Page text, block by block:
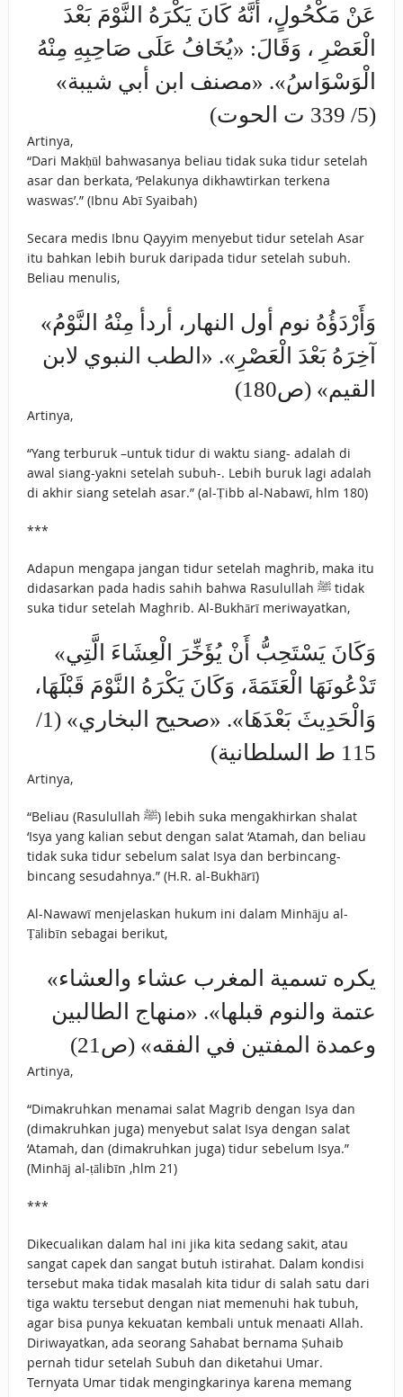
عَنْ مَكْحُولٍ، أَنَّهُ ‌كَانَ ‌يَكْرَهُ ‌النَّوْمَ ‌بَعْدَ
‌الْعَصْرِ ، وَقَالَ: «يُخَافُ عَلَى صَاحِبِهِ مِنْهُ
الْوَسْوَاسُ». «مصنف ابن أبي شيبة»
(5/ 339 ت الحوت)
Artinya,
“Dari Makḥūl bahwasanya beliau tidak suka tidur setelah
asar dan berkata, ‘Pelakunya dikhawtirkan terkena
waswas’.” (Ibnu Abī Syaibah)
Secara medis Ibnu Qayyim menyebut tidur setelah Asar
itu bahkan lebih buruk daripada tidur setelah subuh.
Beliau menulis,
«وَأَرْدَؤُهُ نوم أول النهار، أردأ مِنْهُ النَّوْمُ
آخِرَهُ بَعْدَ الْعَصْرِ». «الطب النبوي لابن
القيم» (ص180)
Artinya,
“Yang terburuk –untuk tidur di waktu siang- adalah di
awal siang-yakni setelah subuh-. Lebih buruk lagi adalah
di akhir siang setelah asar.” (al-Ṭibb al-Nabawī, hlm 180)
***
Adapun mengapa jangan tidur setelah maghrib, maka itu
didasarkan pada hadis sahih bahwa Rasulullah ﷺ tidak
suka tidur setelah Maghrib. Al-Bukhārī meriwayatkan,
«وَكَانَ يَسْتَحِبُّ أَنْ يُؤَخِّرَ ‌الْعِشَاءَ الَّتِي
تَدْعُونَهَا الْعَتَمَةَ، وَكَانَ يَكْرَهُ النَّوْمَ ‌قَبْلَهَا،
وَالْحَدِيثَ بَعْدَهَا». «صحيح البخاري» (1/
115 ط السلطانية)
Artinya,
“Beliau (Rasulullah ﷺ) lebih suka mengakhirkan shalat
‘Isya yang kalian sebut dengan salat ‘Atamah, dan beliau
tidak suka tidur sebelum salat Isya dan berbincang-
bincang sesudahnya.” (H.R. al-Bukhārī)
Al-Nawawī menjelaskan hukum ini dalam Minhāju al-
Ṭālibīn sebagai berikut,
«يكره تسمية المغرب عشاء والعشاء
عتمة والنوم ‌قبلها». «منهاج الطالبين
وعمدة المفتين في الفقه» (ص21)
Artinya,
“Dimakruhkan menamai salat Magrib dengan Isya dan
(dimakruhkan juga) menyebut salat Isya dengan salat
‘Atamah, dan (dimakruhkan juga) tidur sebelum Isya.”
(Minhāj al-ṭālibīn ,hlm 21)
***
Dikecualikan dalam hal ini jika kita sedang sakit, atau
sangat capek dan sangat butuh istirahat. Dalam kondisi
tersebut maka tidak masalah kita tidur di salah satu dari
tiga waktu tersebut dengan niat memenuhi hak tubuh,
agar bisa punya kekuatan kembali untuk menaati Allah.
Diriwayatkan, ada seorang Sahabat bernama Ṣuhaib
pernah tidur setelah Subuh dan diketahui Umar.
Ternyata Umar tidak mengingkarinya karena memang